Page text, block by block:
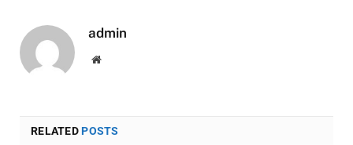
admin
Website
RELATEDPOSTS